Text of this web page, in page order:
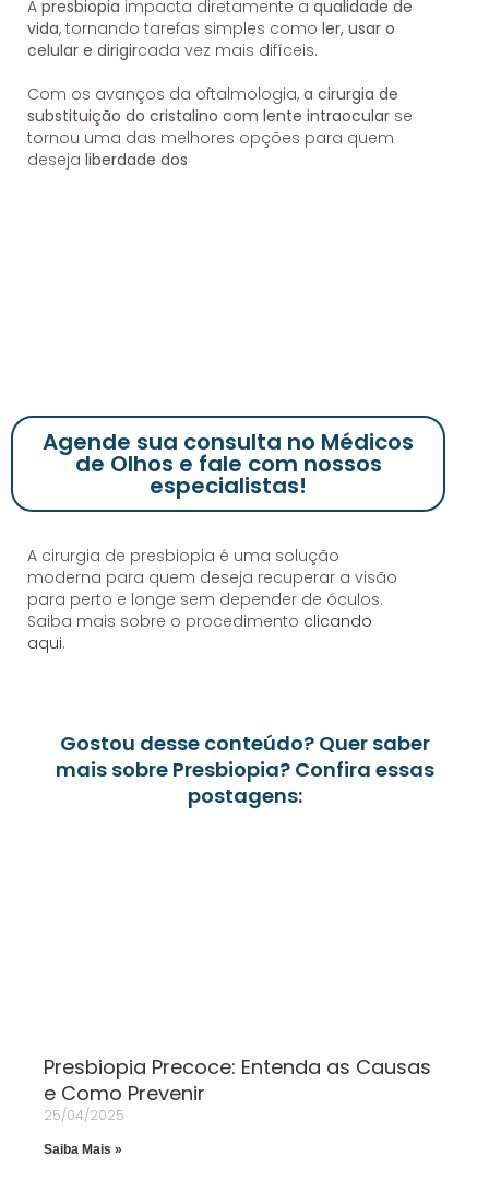
A presbiopia impacta diretamente a qualidade de
vida, tornando tarefas simples como ler, usar o
celular e dirigircada vez mais difíceis.
Com os avanços da oftalmologia, a cirurgia de
substituição do cristalino com lente intraocular se
tornou uma das melhores opções para quem
deseja liberdade dos
Agende sua consulta no Médicos
de Olhos e fale com nossos
especialistas!
A cirurgia de presbiopia é uma solução
moderna para quem deseja recuperar a visão
para perto e longe sem depender de óculos.
Saiba mais sobre o procedimento clicando
aqui.
Gostou desse conteúdo? Quer saber
mais sobre Presbiopia? Confira essas
postagens:
Presbiopia Precoce: Entenda as Causas
e Como Prevenir
25/04/2025
Saiba Mais »